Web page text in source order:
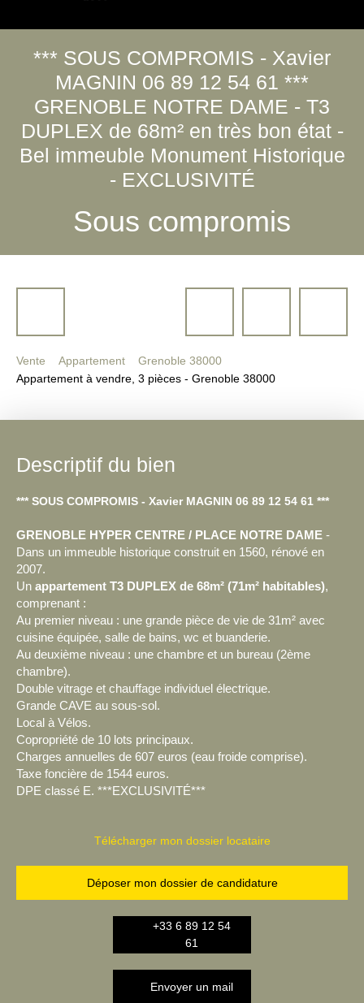
*** SOUS COMPROMIS - Xavier
MAGNIN 06 89 12 54 61 ***
GRENOBLE NOTRE DAME - T3
DUPLEX de 68m² en très bon état -
Bel immeuble Monument Historique
- EXCLUSIVITÉ
Sous compromis
Vente Appartement
Grenoble 38000
Appartement à vendre, 3 pièces - Grenoble 38000
Descriptif du bien
*** SOUS COMPROMIS - Xavier MAGNIN 06 89 12 54 61 ***
GRENOBLE HYPER CENTRE / PLACE NOTRE DAME -
Dans un immeuble historique construit en 1560, rénové en
2007.
Un appartement T3 DUPLEX de 68m² (71m² habitables),
comprenant :
Au premier niveau : une grande pièce de vie de 31m² avec
cuisine équipée, salle de bains, wc et buanderie.
Au deuxième niveau : une chambre et un bureau (2ème
chambre).
Double vitrage et chauffage individuel électrique.
Grande CAVE au sous-sol.
Local à Vélos.
Copropriété de 10 lots principaux.
Charges annuelles de 607 euros (eau froide comprise).
Taxe foncière de 1544 euros.
DPE classé E. ***EXCLUSIVITÉ***
Télécharger mon dossier locataire
Déposer mon dossier de candidature
+33 6 89 12 54
61
Envoyer un mail